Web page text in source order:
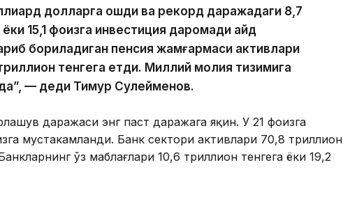
долларга ошди ва рекорд даражадаги 8,7
15,1 фоизга инвестиция даромади қайд
бориладиган пенсия жамғармаси активлари
тенгега етди. Миллий молия тизимига
— деди Тимур Сулейменов.
даражаси энг паст даражага яқин. У 21 фоизга
мустаҳкамланди. Банк сектори активлари 70,8 триллион
ўз маблағлари 10,6 триллион тенгега ёки 19,2